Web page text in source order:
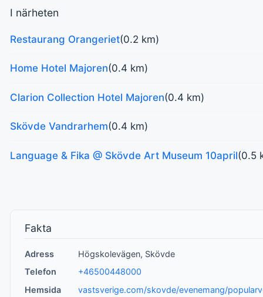
I närheten
Restaurang Orangeriet(0.2 km)
Home Hotel Majoren(0.4 km)
Clarion Collection Hotel Majoren(0.4 km)
Skövde Vandrarhem(0.4 km)
Language & Fika @ Skövde Art Museum 10april(0.5
Fakta
Adress
Högskolevägen, Skövde
Telefon
+46500448000
Hemsida
vastsverige.com/skovde/evenemang/